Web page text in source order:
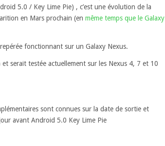
5.0 / Key Lime Pie) , c’est une évolution de la
en Mars prochain (en même temps que le Galaxy
fonctionnant sur un Galaxy Nexus.
serait testée actuellement sur les Nexus 4, 7 et 10
sont connues sur la date de sortie et
avant Android 5.0 Key Lime Pie